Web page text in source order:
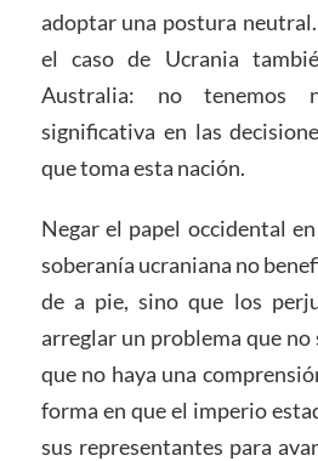
adoptar una postura
el caso de Ucrania
Australia: no tenemos
significativa en las
que toma esta nación.
Negar el papel occidental
soberanía ucraniana no
de a pie, sino que los
arreglar un problema que no
que no haya una
forma en que el imperio
sus representantes para